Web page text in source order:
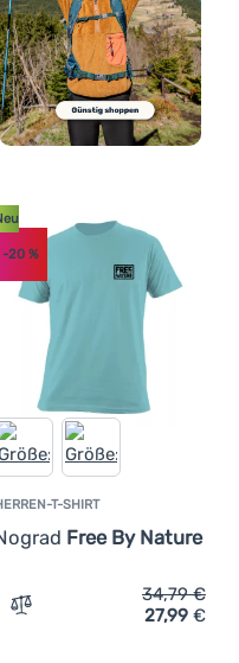
High Point Spirit Lady T-
High Point Skim Lady T-
T-SHIRT
Free By Nature
-20%
Zum Vergleich 'Herren-T-
34,79€
27,99 €